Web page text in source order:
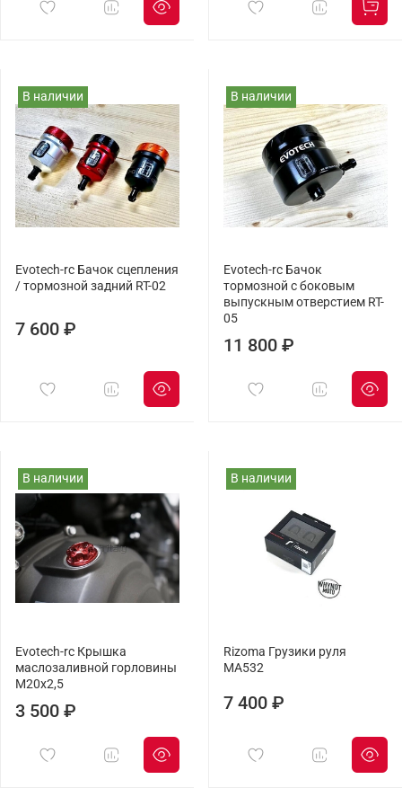
В наличии
Evotech-rc Бачок сцепления
/ тормозной задний RT-02
7 600 ₽
В наличии
Evotech-rc Бачок
тормозной с боковым
выпускным отверстием RT-
05
11 800 ₽
В наличии
Evotech-rc Крышка
маслозаливной горловины
M20х2,5
3 500 ₽
В наличии
Rizoma Грузики руля
MA532
7 400 ₽